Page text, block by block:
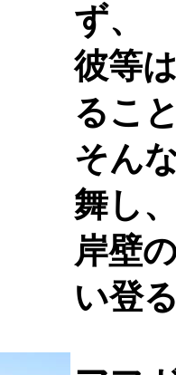
ず、
彼等
るこ
そん
舞し
岸壁
い登